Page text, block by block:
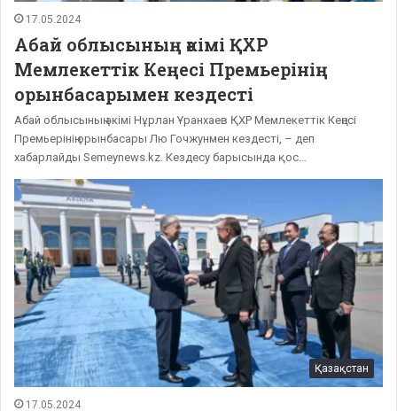
17.05.2024
Абай облысының әкімі ҚХР
Мемлекеттік Кеңесі Премьерінің
орынбасарымен кездесті
Абай облысының әкімі Нұрлан Ұранхаев ҚХР Мемлекеттік Кеңесі
Премьерінің орынбасары Лю Гочжунмен кездесті, – деп
хабарлайды Semeynews.kz. Кездесу барысында қос…
Қазақстан
17.05.2024